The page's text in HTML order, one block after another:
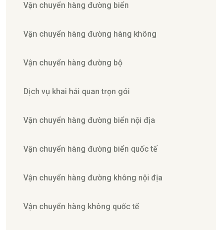
Vận chuyển hàng đường biển
Vận chuyển hàng đường hàng không
Vận chuyển hàng đường bộ
Dịch vụ khai hải quan trọn gói
Vận chuyển hàng đường biển nội địa
Vận chuyển hàng đường biển quốc tế
Vận chuyển hàng đường không nội địa
Vận chuyển hàng không quốc tế